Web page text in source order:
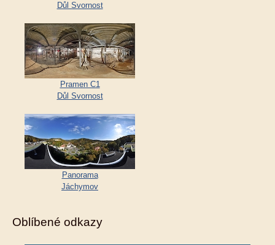
Důl Svornost
Pramen C1
Důl Svornost
Panorama
Jáchymov
Oblíbené odkazy